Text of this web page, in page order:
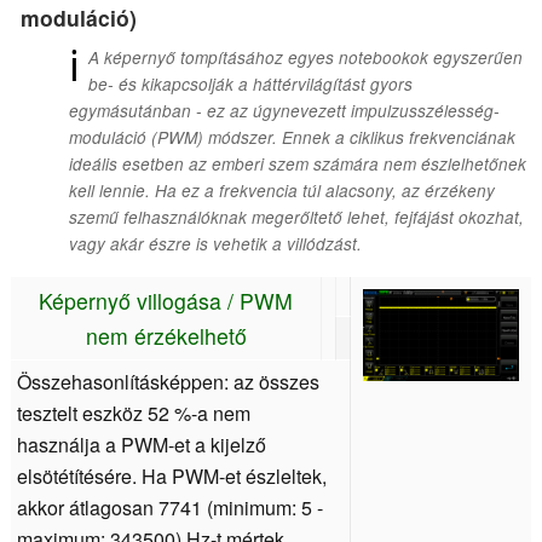
moduláció)
ℹ A képernyő tompításához egyes notebookok egyszerűen
be- és kikapcsolják a háttérvilágítást gyors
egymásutánban - ez az úgynevezett impulzusszélesség-
moduláció (PWM) módszer. Ennek a ciklikus frekvenciának
ideális esetben az emberi szem számára nem észlelhetőnek
kell lennie. Ha ez a frekvencia túl alacsony, az érzékeny
szemű felhasználóknak megerőltető lehet, fejfájást okozhat,
vagy akár észre is vehetik a villódzást.
Képernyő villogása / PWM
nem érzékelhető
Összehasonlításképpen: az összes
tesztelt eszköz 52 %-a nem
használja a PWM-et a kijelző
elsötétítésére. Ha PWM-et észleltek,
akkor átlagosan 7741 (minimum: 5 -